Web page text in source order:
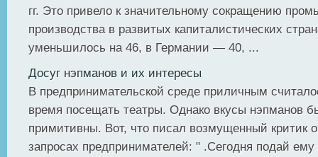
гг. Это привело к значительному сокращению
производства в развитых капиталистических
уменьшилось на 46, в Германии — 40, ...
Досуг нэпманов и их интересы
В предпринимательской среде приличным
время посещать театры. Однако вкусы нэпманов
примитивны. Вот, что писал возмущенный критик
запросах предпринимателей: " .Сегодня подай